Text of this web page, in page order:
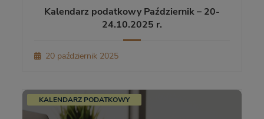
Kalendarz podatkowy Październik – 20-
24.10.2025 r.
20 październik 2025
KALENDARZ PODATKOWY